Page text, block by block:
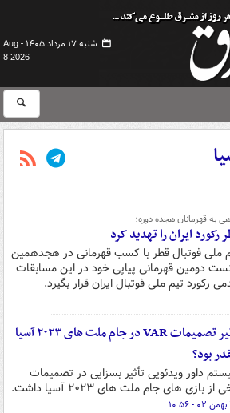
شنبه ۱۷ مرداد ۱۴۰۵ -
Aug
8 2026
به قهرمانان هجده دوره؛
رکورد ایران را تهدید کرد
ملی فوتبال قطر با کسب قهرمانی در هجدهمین
دومین قهرمانی پیاپی خود در این مسابقات
رکورد تیم ملی فوتبال ایران قرار بگیرد.
تاثیر تصمیمات VAR در جام ملت های ۲۰۲۳ آسیا
بود؟
داور ویدئویی تأثیر بسزایی در تصمیمات
از بازی های جام ملت های ۲۰۲۳ آسیا داشت.